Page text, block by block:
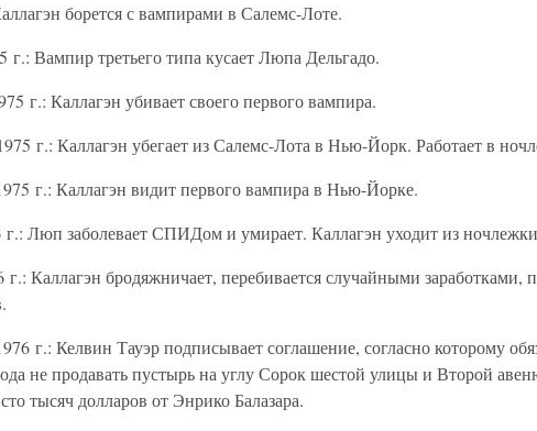
борется с вампирами в Салемс-Лоте.
г.: Вампир третьего типа кусает Люпа Дельгадо.
г.: Каллагэн убивает своего первого вампира.
г.: Каллагэн убегает из Салемс-Лота в Нью-Йорк. Работает в
г.: Каллагэн видит первого вампира в Нью-Йорке.
Люп заболевает СПИДом и умирает. Каллагэн уходит из
г.: Каллагэн бродяжничает, перебивается случайными заработками,
г.: Келвин Тауэр подписывает соглашение, согласно которому
не продавать пустырь на углу Сорок шестой улицы и Второй
тысяч долларов от Энрико Балазара.